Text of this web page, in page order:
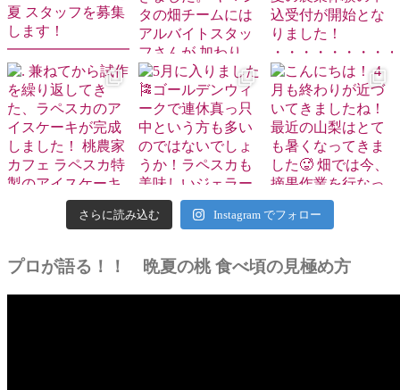
さらに読み込む Instagram でフォロー
プロが語る！！ 晩夏の桃 食べ頃の見極め方